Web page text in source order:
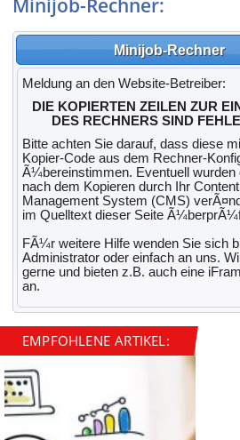
Minijob-Rechner:
Minijob-Rechner
Meldung an den Web­site-Betrei­ber:
DIE KOPIERTEN ZEILEN ZUR
DES RECHNERS SIND
Bitte achten Sie darauf, dass diese
Kopier-Code aus dem Rechner-
Ã¼ber­ein­stimmen. Even­tuell wurden
nach dem Kopieren durch Ihr Content
Management System (CMS)
im Quell­text dieser Seite
FÃ¼r weitere Hilfe wenden Sie sich
Administrator oder einfach an uns.
gerne und bieten z.B. auch eine
an.
EMPFOHLENE ARTIKEL: